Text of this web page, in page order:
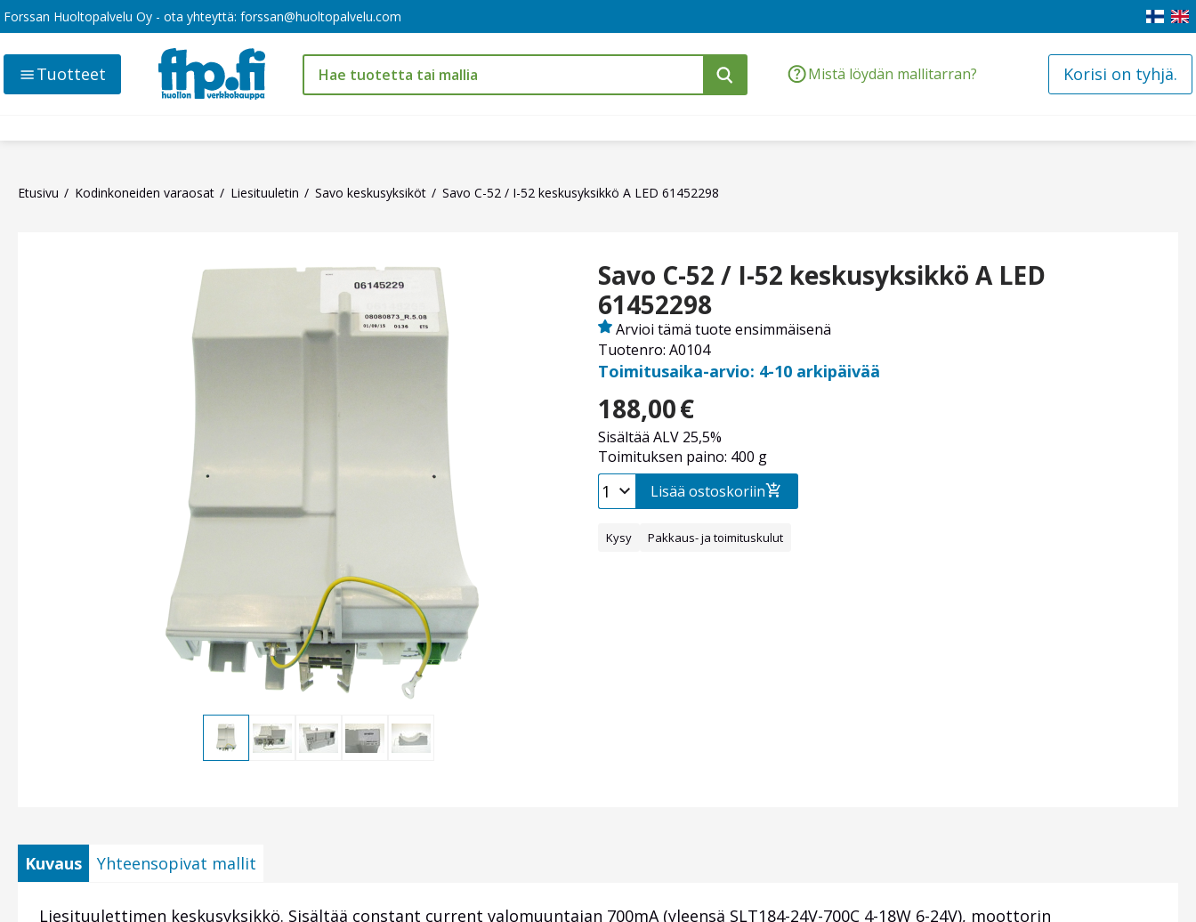
Forssan Huoltopalvelu Oy - ota yhteyttä: forssan@huoltopalvelu.com
Mistä löydän mallitarran? Korisi on tyhjä.
Tuotteet
Etusivu Kodinkoneiden varaosat Liesituuletin Savo keskusyksiköt Savo C-52 / I-52 keskusyksikkö A LED 61452298
Savo C-52 / I-52 keskusyksikkö A LED
61452298
Tuotenro: A0104
Arvioi tämä tuote ensimmäisenä
Toimitusaika-arvio: 4-10 arkipäivää
188,00€
Sisältää ALV 25,5%
Toimituksen paino: 400 g
Lisää ostoskoriin
Kysy Pakkaus- ja toimituskulut
Kuvaus Yhteensopivat mallit
Liesituulettimen keskusyksikkö. Sisältää constant current valomuuntajan 700mA (yleensä SLT184-24V-700C 4-18W 6-24V), moottorin